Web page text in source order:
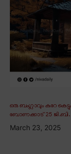
ഒരു ബംഗ്ലാവും കുറേ
ബോണക്കാട് 25 ജി.ബി.
March 23, 2025